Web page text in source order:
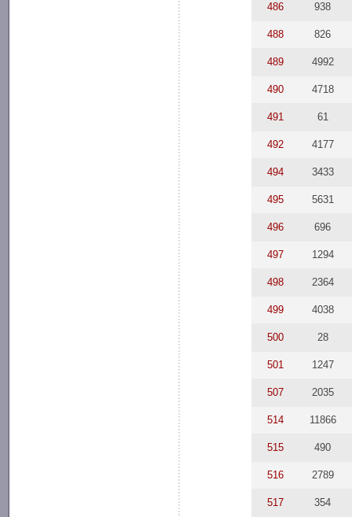
486 938
488 826
489 4992
490 4718
491 61
492 4177
494 3433
495 5631
496 696
497 1294
498 2364
499 4038
500 28
501 1247
507 2035
514 11866
515 490
516 2789
517 354